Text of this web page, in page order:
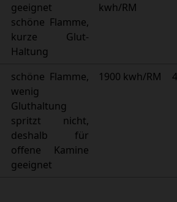
geeignet
schöne Flamme,
kurze Glut-
Haltung
kwh/RM
schöne Flamme,
wenig
Gluthaltung
spritzt nicht,
deshalb für
offene Kamine
geeignet
1900 kwh/RM